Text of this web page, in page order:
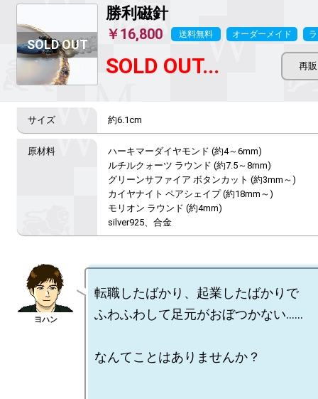
勝利磁針
￥16,800 送料無料 オーダーメイド
SOLD OUT...
約6.1cm
ハーキマーダイヤモンド (約4～6mm)
ルチルクォーツ ラウンド (約7.5～8mm)
グリーンサファイア ボタンカット (約3mm～)
カイヤナイト ペアシェイプ (約18mm～)
モリオン ラウンド (約4mm)
silver925、合金
転職したばかり、起業したばかりで
ふわふわして足元がおぼつかない……
なんてことはありませんか？